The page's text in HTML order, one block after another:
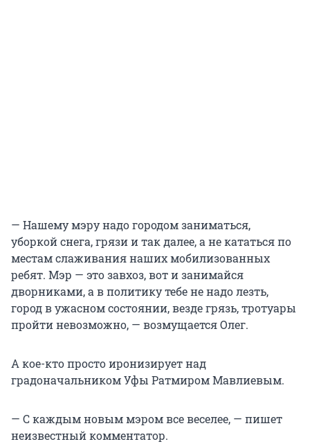
— Нашему мэру надо городом заниматься,
уборкой снега, грязи и так далее, а не кататься по
местам слаживания наших мобилизованных
ребят. Мэр — это завхоз, вот и занимайся
дворниками, а в политику тебе не надо лезть,
город в ужасном состоянии, везде грязь, тротуары
пройти невозможно, — возмущается Олег.
А кое-кто просто иронизирует над
градоначальником Уфы Ратмиром Мавлиевым.
— С каждым новым мэром все веселее, — пишет
неизвестный комментатор.